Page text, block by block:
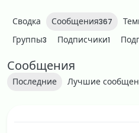
Сводка Сообщения367
Группы3 Подписчики1
Сообщения
Последние Лучшие